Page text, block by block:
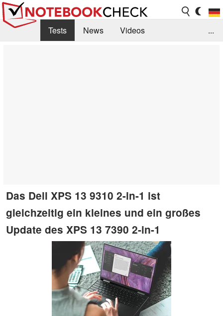
Tests News
Videos
...
Das Dell XPS 13 9310 2-in-1 ist
gleichzeitig ein kleines und ein großes
Update des XPS 13 7390 2-in-1